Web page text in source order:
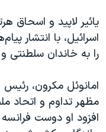
یائیر لاپید و
اسرائیل، با انتشار
را به خاندان سلطنتی
امانوئل مکرون، رئیس
افزود او دوست